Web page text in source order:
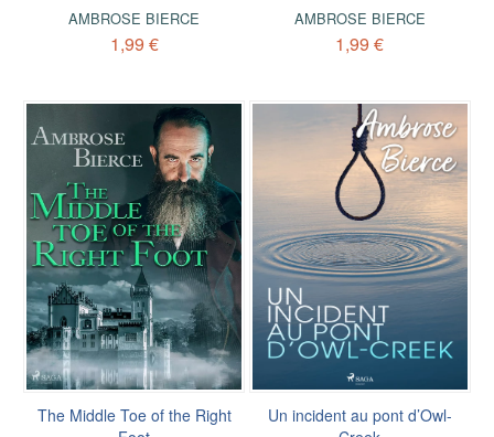
AMBROSE BIERCE
1,99 €
AMBROSE BIERCE
1,99 €
The Middle Toe of the Right
Un incident au pont d’Owl-